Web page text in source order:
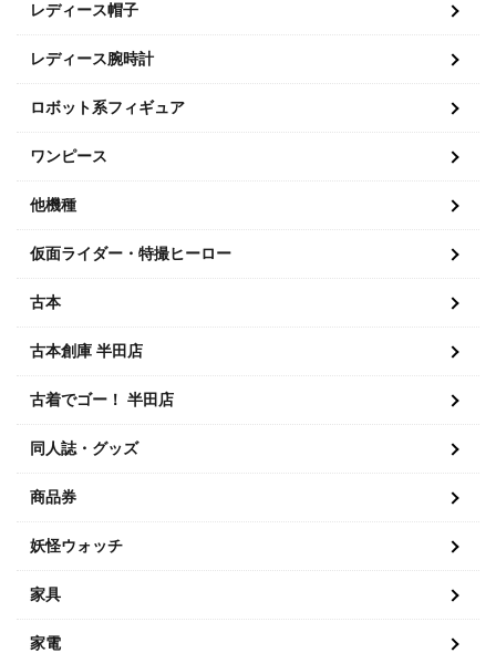
レディース帽子
レディース腕時計
ロボット系フィギュア
ワンピース
他機種
仮面ライダー・特撮ヒーロー
古本
古本創庫 半田店
古着でゴー！ 半田店
同人誌・グッズ
商品券
妖怪ウォッチ
家具
家電